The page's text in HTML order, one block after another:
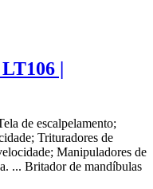
|
de escalpelamento;
Trituradores de
Manipuladores de
... Britador de mandíbulas